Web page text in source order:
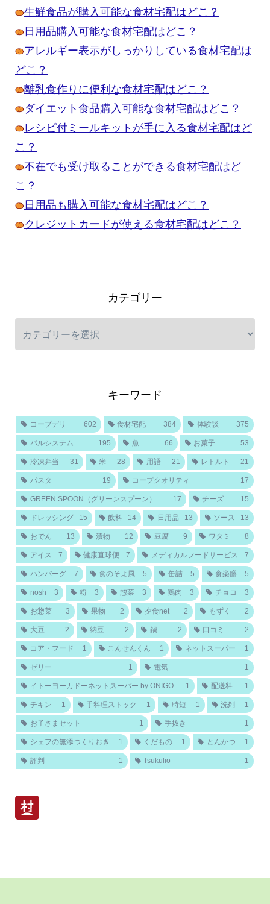
生鮮食品が購入可能な食材宅配はどこ？
日用品購入可能な食材宅配はどこ？
アレルギー表示がしっかりしている食材宅配は
どこ？
離乳食作りに便利な食材宅配はどこ？
ダイエット食品購入可能な食材宅配はどこ？
レシピ付ミールキットが手に入る食材宅配はど
こ？
不在でも受け取ることができる食材宅配はど
こ？
日用品も購入可能な食材宅配はどこ？
クレジットカードが使える食材宅配はどこ？
カテゴリー
キーワード
コープデリ 602 食材宅配 384 体験談 375
パルシステム 195 魚 66 お菓子 53
冷凍弁当 31 米 28 用語 21 レトルト 21
パスタ 19 コープクオリティ 17
GREEN SPOON（グリーンスプーン） 17 チーズ 15
ドレッシング 15 飲料 14 日用品 13 ソース 13
おでん 13 漬物 12 豆腐 9 ワタミ 8
アイス 7 健康直球便 7 メディカルフードサービス 7
ハンバーグ 7 食のそよ風 5 缶詰 5 食楽膳 5
nosh 3 粉 3 惣菜 3 鶏肉 3 チョコ 3
お惣菜 3 果物 2 夕食net 2 もずく 2
大豆 2 納豆 2 鍋 2 口コミ 2
コア・フード 1 こんせんくん 1 ネットスーパー 1
ゼリー 1 電気 1
イトーヨーカドーネットスーパー by ONIGO 1 配送料 1
チキン 1 手料理ストック 1 時短 1 洗剤 1
お子さまセット 1 手抜き 1
シェフの無添つくりおき 1 くだもの 1 とんかつ 1
評判 1 Tsukulio 1